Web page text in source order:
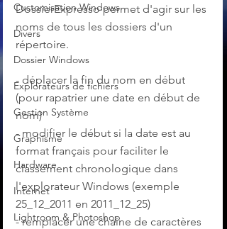
Customisation Windows
Divers
Dossier Windows
Explorateurs de fichiers
Gestion Système
Graphisme
Hardware
Internet
Lightroom & Photoshop
DossierExpresso permet d'agir sur les
noms de tous les dossiers d'un
répertoire.
- déplacer la fin du nom en début
(pour rapatrier une date en début de
nom)
- modifier le début si la date est au
format français pour faciliter le
classement chronologique dans
l'explorateur Windows (exemple
25_12_2011 en 2011_12_25)
- remplacer une chaine de caractères